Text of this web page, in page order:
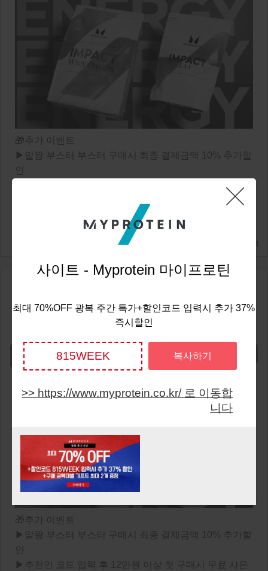
🎁추가 이벤트
▶말왕 부스터 부스터 구매시 최종 결제금액 10% 추가할
인
▶추천인 코드 입력 후 12만원 이상 첫 구매시 무료 사은
품 증정! + 추천인에게는 스페셜 적립금 10,000원을 선물
OFF
테고리 최대 70% OFF +할인코드 입
력시 최대 40% 추가 할인
Show Code
🎁추가 이벤트
▶말왕 부스터 부스터 구매시 최종 결제금액 10% 추가할
인
▶추천인 코드 입력 후 12만원 이상 첫 구매시 무료 사은
사이트 - Myprotein 마이프로틴
최대 70%OFF 광복 주간 특가+할인코드 입력시 추가 37%
즉시할인
815WEEK 복사하기
https://www.myprotein.co.kr/ 로 이동합
니다